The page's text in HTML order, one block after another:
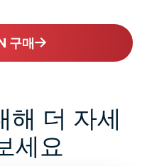
구매
해 더 자세
세요